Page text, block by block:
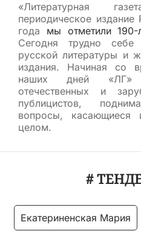
«Литературная
периодическое
года мы отметили 190-
Сегодня трудно себе
русской литературы и
издания. Начиная со
наших дней «ЛГ»
отечественных и
публицистов,
вопросы, касающиеся
целом.
#
Екатериненская Мария